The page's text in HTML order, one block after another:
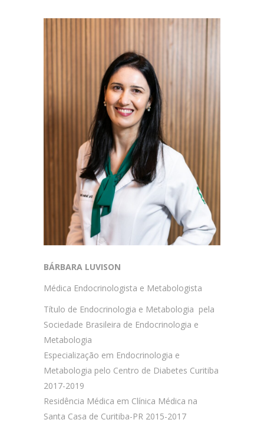
BÁRBARA LUVISON
Médica Endocrinologista e Metabologista
Título de Endocrinologia e Metabologia pela
Sociedade Brasileira de Endocrinologia e
Metabologia
Especialização em Endocrinologia e
Metabologia pelo Centro de Diabetes Curitiba
2017-2019
Residência Médica em Clínica Médica na
Santa Casa de Curitiba-PR 2015-2017